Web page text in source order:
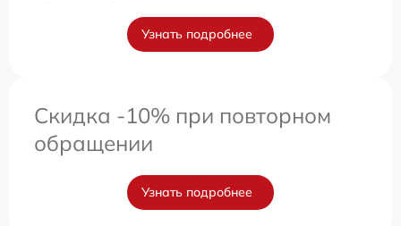
Узнать подробнее
Скидка -10% при повторном
обращении
Узнать подробнее